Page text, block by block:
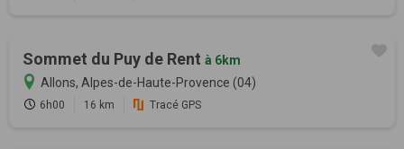
Sommet du Puy de Rent à 6km
Allons, Alpes-de-Haute-Provence (04)
6h00 16 km Tracé GPS